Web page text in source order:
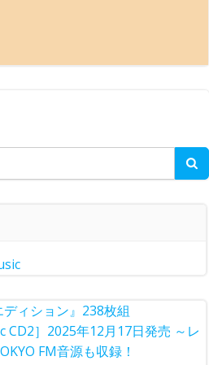
ディション』238枚組
CD2］2025年12月17日発売 ～レ
FM音源も収録！